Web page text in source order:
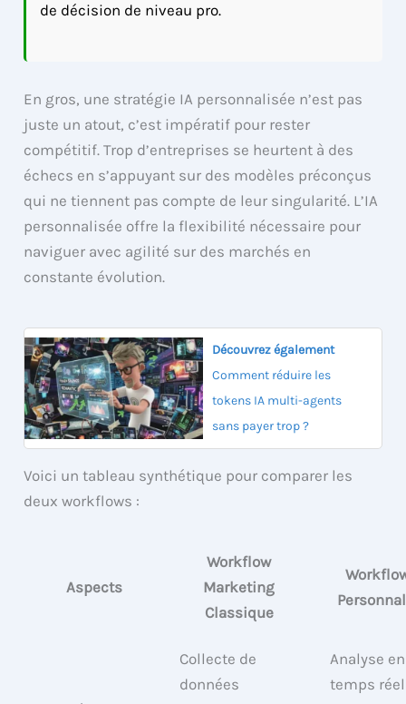
de décision de niveau pro.
En gros, une stratégie IA personnalisée n’est pas
juste un atout, c’est impératif pour rester
compétitif. Trop d’entreprises se heurtent à des
échecs en s’appuyant sur des modèles préconçus
qui ne tiennent pas compte de leur singularité. L’IA
personnalisée offre la flexibilité nécessaire pour
naviguer avec agilité sur des marchés en
constante évolution.
Découvrez également
Comment réduire les
tokens IA multi-agents
sans payer trop ?
Voici un tableau synthétique pour comparer les
deux workflows :
Aspects
Workflow
Marketing
Classique
Collecte de
données
Analyse en
temps